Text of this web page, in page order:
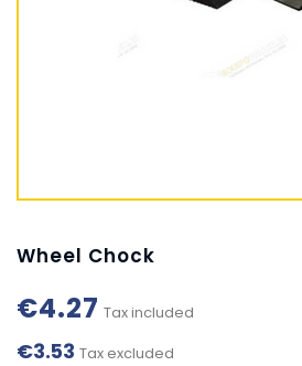
Wheel Chock
€4.27 Tax included
€3.53 Tax excluded